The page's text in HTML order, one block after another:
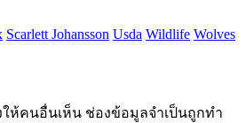
Scarlett Johansson Usda Wildlife Wolves
ห้คนอื่นเห็น ช่องข้อมูลจำเป็นถูกทำ